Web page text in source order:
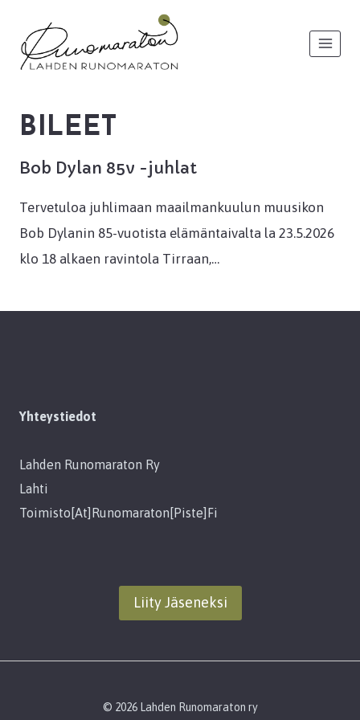
sisältöön
BILEET
Bob Dylan 85v -juhlat
Tervetuloa juhlimaan maailmankuulun muusikon
Bob Dylanin 85-vuotista elämäntaivalta la 23.5.2026
klo 18 alkaen ravintola Tirraan,…
Yhteystiedot
Lahden Runomaraton Ry
Lahti
Toimisto[at]runomaraton[piste]fi
Liity Jäseneksi
© 2026 Lahden Runomaraton ry